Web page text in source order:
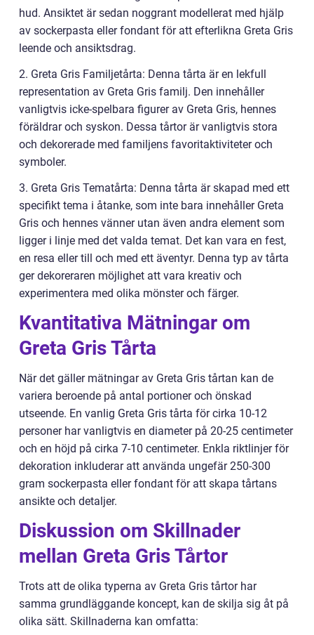
hud. Ansiktet är sedan noggrant modellerat med hjälp
av sockerpasta eller fondant för att efterlikna Greta Gris
leende och ansiktsdrag.
2. Greta Gris Familjetårta: Denna tårta är en lekfull
representation av Greta Gris familj. Den innehåller
vanligtvis icke-spelbara figurer av Greta Gris, hennes
föräldrar och syskon. Dessa tårtor är vanligtvis stora
och dekorerade med familjens favoritaktiviteter och
symboler.
3. Greta Gris Tematårta: Denna tårta är skapad med ett
specifikt tema i åtanke, som inte bara innehåller Greta
Gris och hennes vänner utan även andra element som
ligger i linje med det valda temat. Det kan vara en fest,
en resa eller till och med ett äventyr. Denna typ av tårta
ger dekoreraren möjlighet att vara kreativ och
experimentera med olika mönster och färger.
Kvantitativa Mätningar om
Greta Gris Tårta
När det gäller mätningar av Greta Gris tårtan kan de
variera beroende på antal portioner och önskad
utseende. En vanlig Greta Gris tårta för cirka 10-12
personer har vanligtvis en diameter på 20-25 centimeter
och en höjd på cirka 7-10 centimeter. Enkla riktlinjer för
dekoration inkluderar att använda ungefär 250-300
gram sockerpasta eller fondant för att skapa tårtans
ansikte och detaljer.
Diskussion om Skillnader
mellan Greta Gris Tårtor
Trots att de olika typerna av Greta Gris tårtor har
samma grundläggande koncept, kan de skilja sig åt på
olika sätt. Skillnaderna kan omfatta: